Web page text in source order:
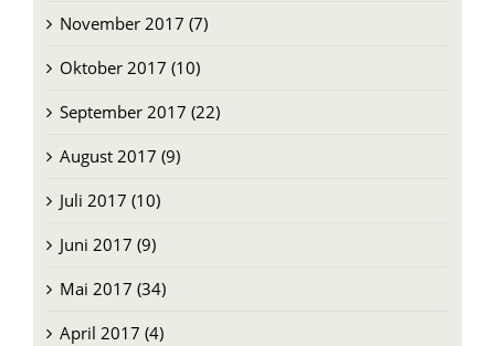
November 2017 (7)
Oktober 2017 (10)
September 2017 (22)
August 2017 (9)
Juli 2017 (10)
Juni 2017 (9)
Mai 2017 (34)
April 2017 (4)